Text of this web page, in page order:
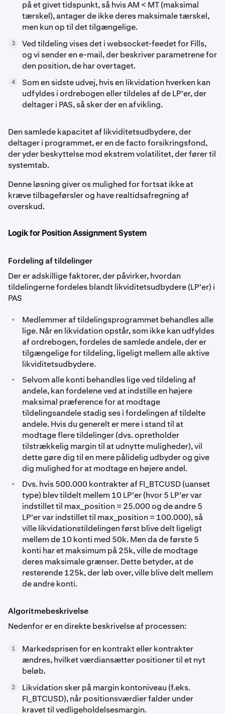
på et givet tidspunkt, så hvis AM < MT (maksimal
tærskel), antager de ikke deres maksimale tærskel,
men kun op til det tilgængelige.
3
Ved tildeling vises det i websocket-feedet for Fills,
og vi sender en e-mail, der beskriver parametrene for
den position, de har overtaget.
4
Som en sidste udvej, hvis en likvidation hverken kan
udfyldes i ordrebogen eller tildeles af de LP'er, der
deltager i PAS, så sker der en afvikling.
Den samlede kapacitet af likviditetsudbydere, der
deltager i programmet, er en de facto forsikringsfond,
der yder beskyttelse mod ekstrem volatilitet, der fører til
systemtab.
Denne løsning giver os mulighed for fortsat ikke at
kræve tilbageførsler og have realtidsafregning af
overskud.
Logik for Position Assignment System
Fordeling af tildelinger
Der er adskillige faktorer, der påvirker, hvordan
tildelingerne fordeles blandt likviditetsudbydere (LP'er) i
PAS
•
Medlemmer af tildelingsprogrammet behandles alle
lige. Når en likvidation opstår, som ikke kan udfyldes
af ordrebogen, fordeles de samlede andele, der er
tilgængelige for tildeling, ligeligt mellem alle aktive
likviditetsudbydere.
•
Selvom alle konti behandles lige ved tildeling af
andele, kan fordelene ved at indstille en højere
maksimal præference for at modtage
tildelingsandele stadig ses i fordelingen af tildelte
andele. Hvis du generelt er mere i stand til at
modtage flere tildelinger (dvs. opretholder
tilstrækkelig margin til at udnytte muligheder), vil
dette gøre dig til en mere pålidelig udbyder og give
dig mulighed for at modtage en højere andel.
•
Dvs. hvis 500.000 kontrakter af FI_BTCUSD (uanset
type) blev tildelt mellem 10 LP'er (hvor 5 LP'er var
indstillet til max_position = 25.000 og de andre 5
LP'er var indstillet til max_position = 100.000), så
ville likvidationstildelingen først blive delt ligeligt
mellem de 10 konti med 50k. Men da de første 5
konti har et maksimum på 25k, ville de modtage
deres maksimale grænser. Dette betyder, at de
resterende 125k, der løb over, ville blive delt mellem
de andre konti.
Algoritmebeskrivelse
Nedenfor er en direkte beskrivelse af processen:
1
Markedsprisen for en kontrakt eller kontrakter
ændres, hvilket værdiansætter positioner til et nyt
beløb.
2
Likvidation sker på margin kontoniveau (f.eks.
FI_BTCUSD), når positionsværdier falder under
kravet til vedligeholdelsesmargin.